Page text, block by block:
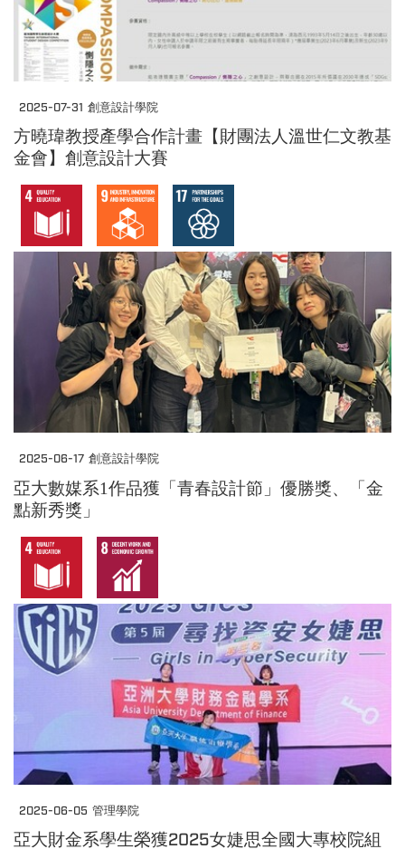
2025-07-31 創意設計學院
方曉瑋教授產學合作計畫【財團法人溫世仁文教基
金會】創意設計大賽
2025-06-17 創意設計學院
亞大數媒系1作品獲「青春設計節」優勝獎、「金
點新秀獎」
2025-06-05 管理學院
亞大財金系學生榮獲2025女婕思全國大專校院組